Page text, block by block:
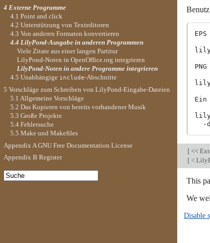
EPS
PNG
Ein
[ <<
[ <
This
We
Disable
4 Externe Programme
4.1 Point and click
4.2 Unterstützung von Texteditoren
4.3 Von anderen Formaten konvertieren
4.4 LilyPond-Ausgabe in anderen Programmen
Viele Zitate aus einer langen Partitur
LilyPond-Noten in OpenOffice.org integrieren
LilyPond-Noten in andere Programme integrieren
4.5 Unabhängige include-Abschnitte
5 Vorschläge zum Schreiben von LilyPond-Eingabe-Dateien
5.1 Allgemeine Vorschläge
5.2 Das Kopieren von bereits vorhandener Musik
5.3 Große Projekte
5.4 Fehlersuche
5.5 Make und Makefiles
Appendix A GNU Free Documentation License
Appendix B Register